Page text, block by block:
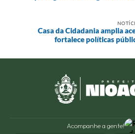
Casa da Cidadania amplia
fortalece políticas
Acompanhe a gente!